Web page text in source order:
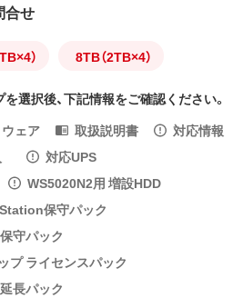
合せ
） 8TB（2TB×4）
選択後、下記情報をご確認ください。
ェア
取扱説明書
対応情報
対応UPS
WS5020N2用 増設HDD
保守パック
守パック
プ ライセンスパック
長パック